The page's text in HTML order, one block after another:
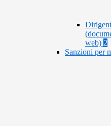
web) 2
Sanzioni per